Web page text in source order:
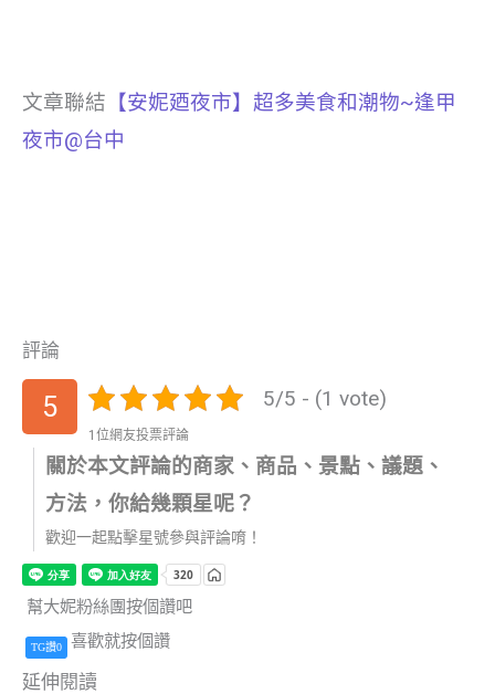
文章聯結 【安妮廼夜市】超多美食和潮物~逢甲
夜市@台中
評論
5 5/5 - (1 vote)
1位網友投票評論
關於本文評論的商家、商品、景點、議題、
方法，你給幾顆星呢？
歡迎一起點擊星號參與評論唷！
幫大妮粉絲團按個讚吧
TG讚0 喜歡就按個讚
延伸閱讀